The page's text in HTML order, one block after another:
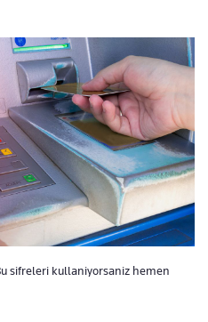
sifreleri kullaniyorsaniz hemen